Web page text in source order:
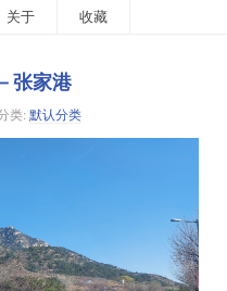
关于 收藏
张家港
类: 默认分类